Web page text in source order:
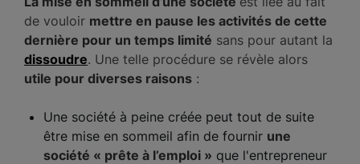
de vouloir mettre en pause les activités de cette
dernière pour un temps limité sans pour autant la
dissoudre. Une telle procédure se révèle alors
utile pour diverses raisons :
Une société à peine créée peut tout de suite
être mise en sommeil afin de fournir une
société « prête à l’emploi » que l'entrepreneur